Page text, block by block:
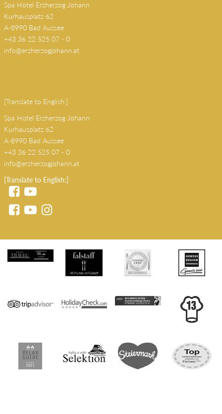
Spa Hotel Erzherzog Johann
Kurhausplatz 62
A-8990 Bad Aussee
+43 36 22 525 07 - 0
info@erzherzogjohann.at
[Translate to English:]
Spa Hotel Erzherzog Johann
Kurhausplatz 62
A-8990 Bad Aussee
+43 36 22 525 07 - 0
info@erzherzogjohann.at
[Translate to English:]